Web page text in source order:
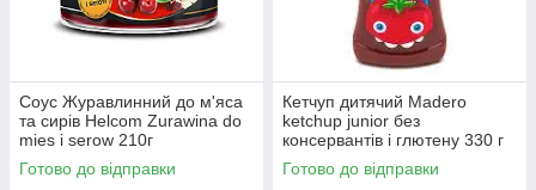
Соус Журавлинний до м'яса
та сирів Helcom Zurawina do
mies i serow 210г
Готово до відправки
Кетчуп дитячий Madero
ketchup junior без
консервантів і глютену 330 г
Польща
Готово до відправки